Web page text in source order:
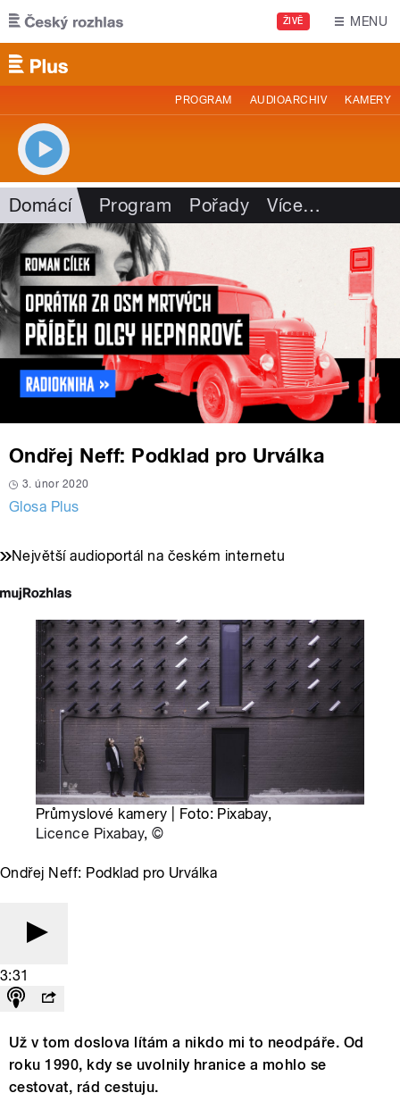
Přejít k hlavnímu obsahu
ŽIVĚ MENU
PROGRAM AUDIOARCHIV KAMERY
Domácí Program Pořady Více…
Ondřej Neff: Podklad pro Urválka
3. únor 2020
Glosa Plus
Největší audioportál na českém internetu
Průmyslové kamery | Foto: Pixabay,
Licence Pixabay,©
Ondřej Neff: Podklad pro Urválka
3:31
Už v tom doslova lítám a nikdo mi to neodpáře. Od
roku 1990, kdy se uvolnily hranice a mohlo se
cestovat, rád cestuju.